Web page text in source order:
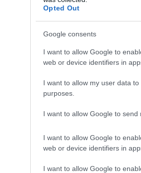
Opted Out
Google consents
I want to allow Google to
web or device identifiers in
I want to allow my user data
purposes.
I want to allow Google to send
I want to allow Google to
web or device identifiers in
I want to allow Google to
figyelmeztet:
ki a maximumot”
Miért
Verstappen